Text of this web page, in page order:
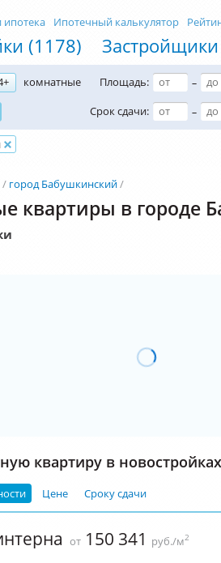
(1178)
ипотека Ипотечный калькулятор
комнатные
Площадь: –
Срок сдачи: –
город Бабушкинский
квартиры в городе
квартиру в
Цене Сроку сдачи
от 150 341 руб./м2